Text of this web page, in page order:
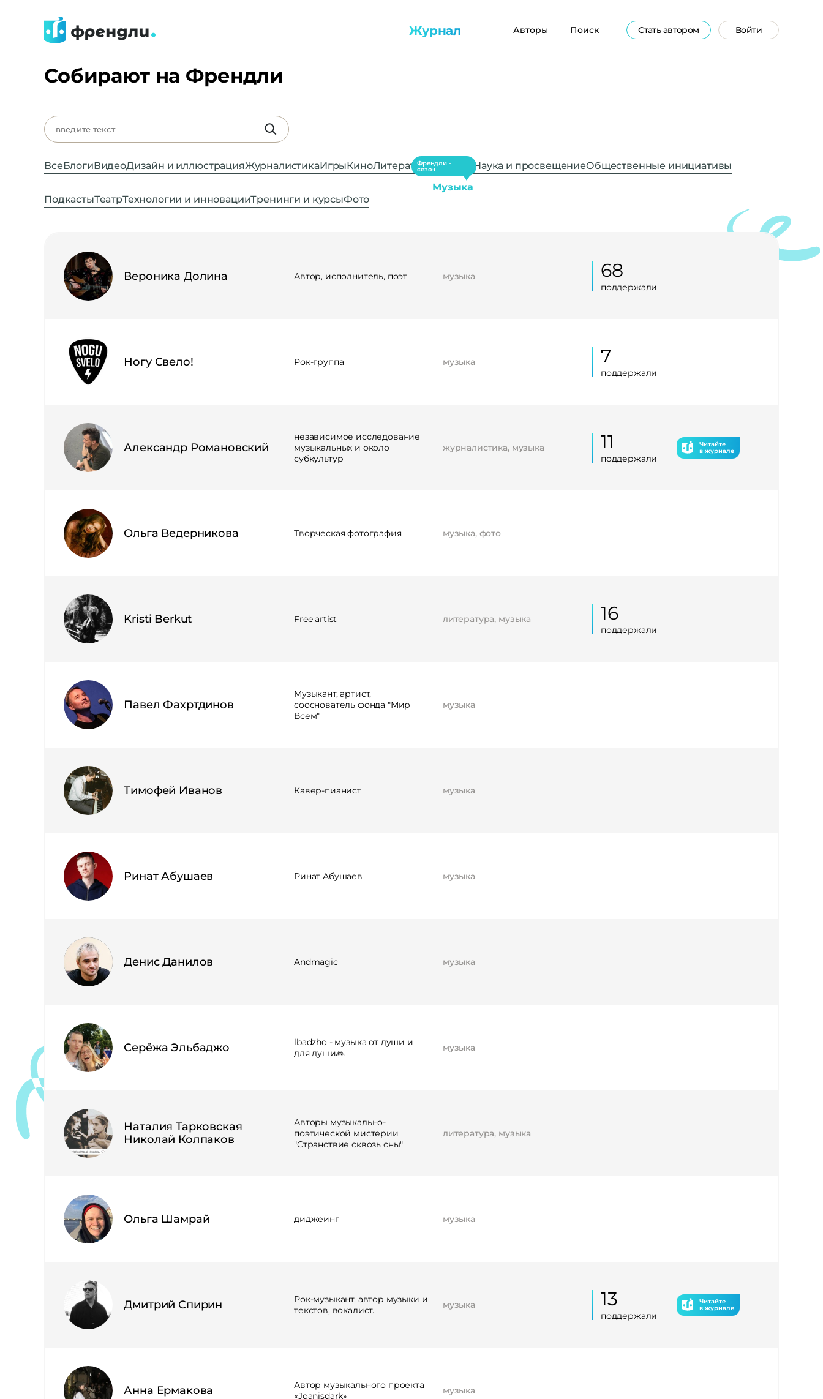
Журнал Авторы Поиск Стать автором Войти
Собирают на Френдли
ВсеБлогиВидеоДизайн и иллюстрацияЖурналистикаИгрыКиноЛитератураФрендли -
сезон
Музыка
Наука и просвещениеОбщественные инициативы
ПодкастыТеатрТехнологии и инновацииТренинги и курсыФото
Вероника Долина Автор, исполнитель, поэт музыка 68
поддержали
Ногу Свело! Рок-группа музыка 7
поддержали
Александр Романовский
независимое исследование
музыкальных и около
субкультур
журналистика, музыка 11
поддержали
Читайте
в журнале
Ольга Ведерникова Творческая фотография музыка, фото
Kristi Berkut Free artist литература, музыка 16
поддержали
Павел Фахртдинов
Музыкант, артист,
сооснователь фонда "Мир
Всем"
музыка
Тимофей Иванов Кавер-пианист музыка
Ринат Абушаев Ринат Абушаев музыка
Денис Данилов Andmagic музыка
Серёжа Эльбаджо
lbadzho - музыка от души и
для души🙏
музыка
Наталия Тарковская
Николай Колпаков
Авторы музыкально-
поэтической мистерии
"Странствие сквозь сны"
литература, музыка
Ольга Шамрай диджеинг музыка
Дмитрий Спирин
Рок-музыкант, автор музыки и
текстов, вокалист.
музыка 13
поддержали
Читайте
в журнале
Анна Ермакова
Автор музыкального проекта
«Joanisdark»
музыка